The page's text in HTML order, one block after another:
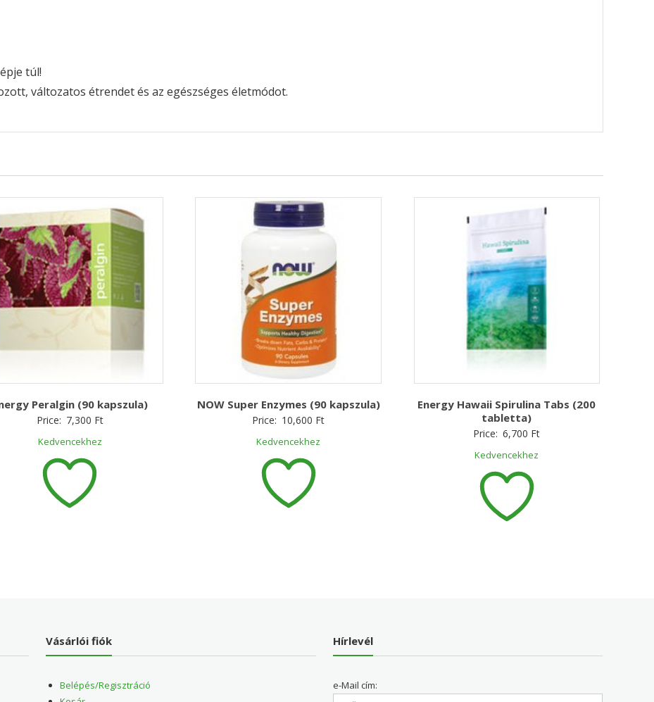
túl!
változatos étrendet és az egészséges életmódot.
Peralgin (90 kapszula)
Price: 7,300 Ft
Kedvencekhez
NOW Super Enzymes (90 kapszula)
Price: 10,600 Ft
Kedvencekhez
Energy Hawaii Spirulina Tabs (200
tabletta)
Price: 6,700 Ft
Kedvencekhez
Vásárlói fiók
Belépés/Regisztráció
Hírlevél
e-Mail cím: